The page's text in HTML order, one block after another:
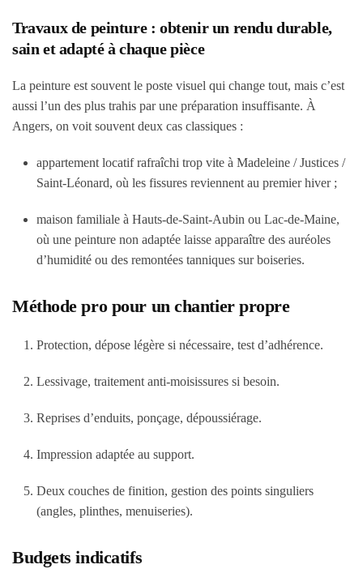
Travaux de peinture : obtenir un rendu durable,
sain et adapté à chaque pièce
La peinture est souvent le poste visuel qui change tout, mais c’est
aussi l’un des plus trahis par une préparation insuffisante. À
Angers, on voit souvent deux cas classiques :
appartement locatif rafraîchi trop vite à Madeleine / Justices /
Saint-Léonard, où les fissures reviennent au premier hiver ;
maison familiale à Hauts-de-Saint-Aubin ou Lac-de-Maine,
où une peinture non adaptée laisse apparaître des auréoles
d’humidité ou des remontées tanniques sur boiseries.
Méthode pro pour un chantier propre
Protection, dépose légère si nécessaire, test d’adhérence.
Lessivage, traitement anti-moisissures si besoin.
Reprises d’enduits, ponçage, dépoussiérage.
Impression adaptée au support.
Deux couches de finition, gestion des points singuliers
(angles, plinthes, menuiseries).
Budgets indicatifs